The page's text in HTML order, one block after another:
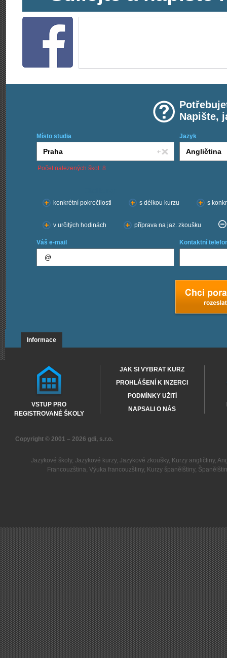
Napište,
Místo studia Jazyk
Počet nalezených škol: 8
konkrétní pokročilosti
s délkou kurzu s
v určitých hodinách příprava na jaz. zkoušku
Váš e-mail Kontaktní
Informace
VSTUP PRO
REGISTROVANÉ ŠKOLY
JAK SI VYBRAT KURZ
PROHLÁŠENÍ K INZERCI
PODMÍNKY UŽITÍ
NAPSALI O NÁS
Copyright © 2001 – 2026 gdi, s.r.o.
Jazykové školy, Jazykové kurzy, Jazykové zkoušky, Kurzy angličtiny,
Francouzština,Výuka francouzštiny, Kurzy španělštiny,